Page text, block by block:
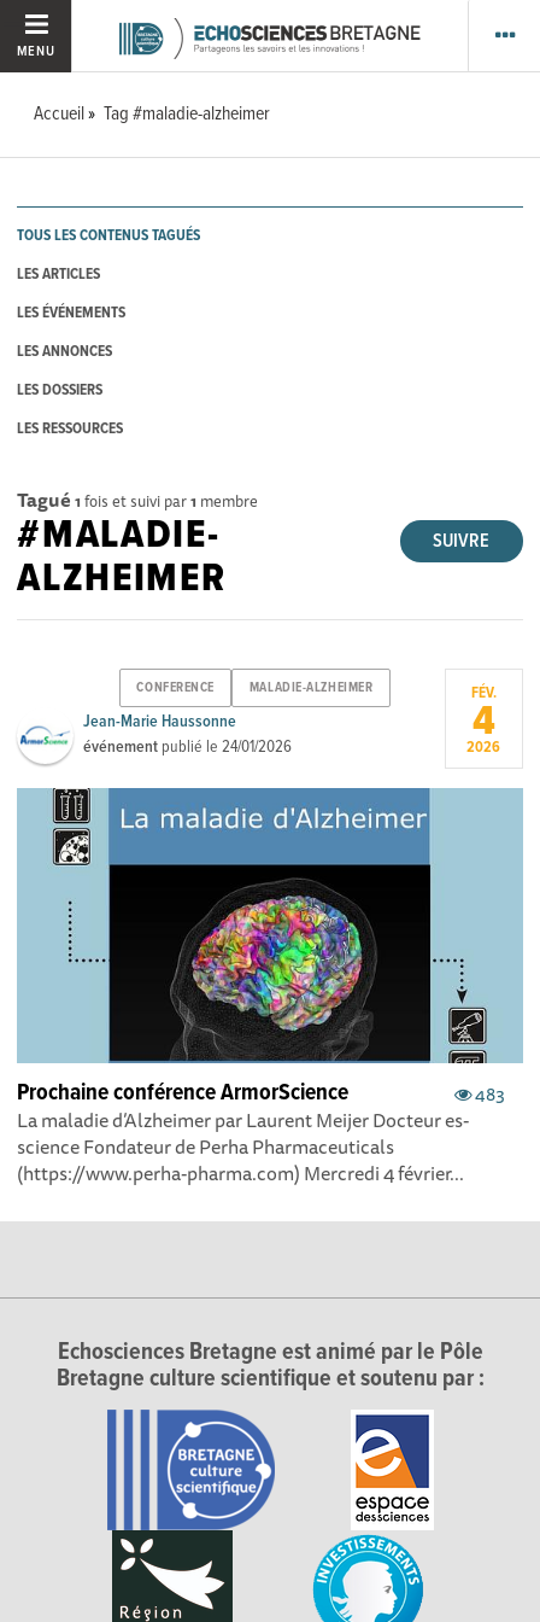
MENU
Accueil Tag #maladie-alzheimer
TOUS LES CONTENUS TAGUÉS
LES ARTICLES
LES ÉVÉNEMENTS
LES ANNONCES
LES DOSSIERS
LES RESSOURCES
Tagué 1 fois et suivi par1 membre
SUIVRE
#MALADIE-
ALZHEIMER
CONFERENCE MALADIE-ALZHEIMER
Jean-Marie Haussonne
événement publié le24/01/2026
FÉV.
4
2026
483
Prochaine conférence ArmorScience
La maladie d’Alzheimer par Laurent Meijer Docteur es-
science Fondateur de Perha Pharmaceuticals
(https://www.perha-pharma.com) Mercredi 4 février...
Echosciences Bretagne est animé par le Pôle
Bretagne culture scientifique et soutenu par :